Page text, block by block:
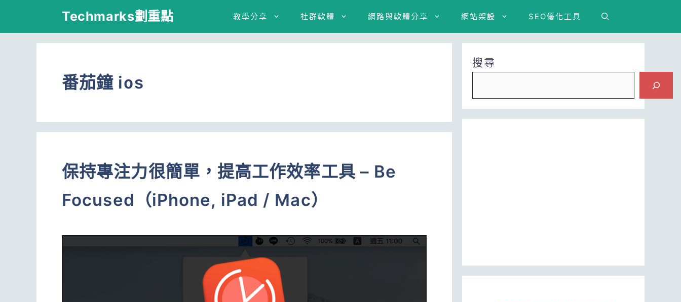
Techmarks劃重點 教學分享 社群軟體 網路與軟體分享 網站架設 SEO優化工具
番茄鐘 ios
保持專注力很簡單，提高工作效率工具 – Be
Focused（iPhone, iPad / Mac）
搜尋